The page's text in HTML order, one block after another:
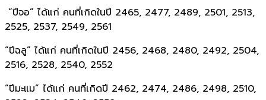
“ปีจอ” ได้แก่ คนที่เกิดในปี 2465, 2477, 2489, 2501, 2513,
2525, 2537, 2549, 2561
“ปีฉลู” ได้แก่ คนที่เกิดในปี 2456, 2468, 2480, 2492, 2504,
2516, 2528, 2540, 2552
“ปีมะแม” ได้แก่ คนที่เกิดปี 2462, 2474, 2486, 2498, 2510,